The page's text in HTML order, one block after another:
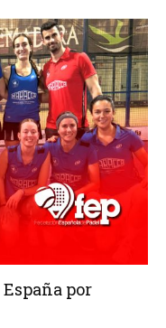
por